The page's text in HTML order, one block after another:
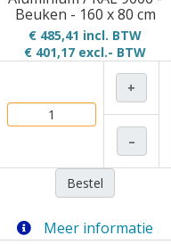
Beuken - 160 x 80 cm
€ 485,41 incl. BTW
€ 401,17 excl.- BTW
+
–
Bestel
Meer informatie